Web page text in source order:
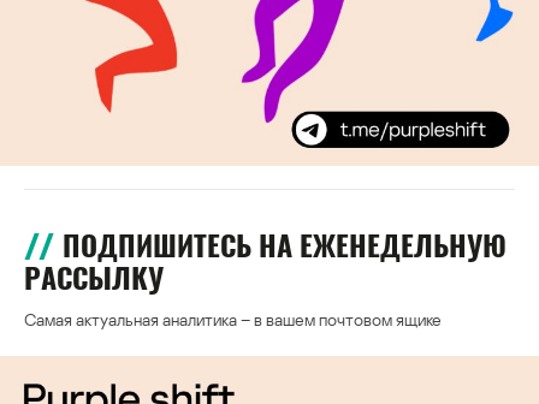
ПОДПИШИТЕСЬ НА ЕЖЕНЕДЕЛЬНУЮ
РАССЫЛКУ
Самая актуальная аналитика – в вашем почтовом ящике